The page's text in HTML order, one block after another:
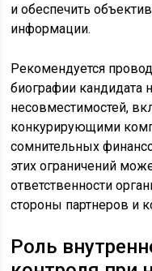
и обеспечить
информации.
Рекомендуется
биографии кандидата
несовместимостей,
конкурирующими
сомнительных
этих ограничений
ответственности
стороны партнеров и
Роль